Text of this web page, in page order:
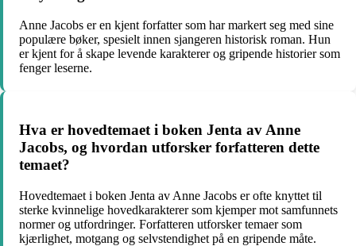
Anne Jacobs er en kjent forfatter som har markert seg med sine
populære bøker, spesielt innen sjangeren historisk roman. Hun
er kjent for å skape levende karakterer og gripende historier som
fenger leserne.
Hva er hovedtemaet i boken Jenta av Anne
Jacobs, og hvordan utforsker forfatteren dette
temaet?
Hovedtemaet i boken Jenta av Anne Jacobs er ofte knyttet til
sterke kvinnelige hovedkarakterer som kjemper mot samfunnets
normer og utfordringer. Forfatteren utforsker temaer som
kjærlighet, motgang og selvstendighet på en gripende måte.